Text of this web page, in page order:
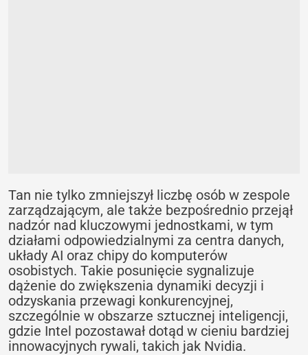
Tan nie tylko zmniejszył liczbę osób w zespole
zarządzającym, ale także bezpośrednio przejął
nadzór nad kluczowymi jednostkami, w tym
działami odpowiedzialnymi za centra danych,
układy AI oraz chipy do komputerów
osobistych. Takie posunięcie sygnalizuje
dążenie do zwiększenia dynamiki decyzji i
odzyskania przewagi konkurencyjnej,
szczególnie w obszarze sztucznej inteligencji,
gdzie Intel pozostawał dotąd w cieniu bardziej
innowacyjnych rywali, takich jak Nvidia.